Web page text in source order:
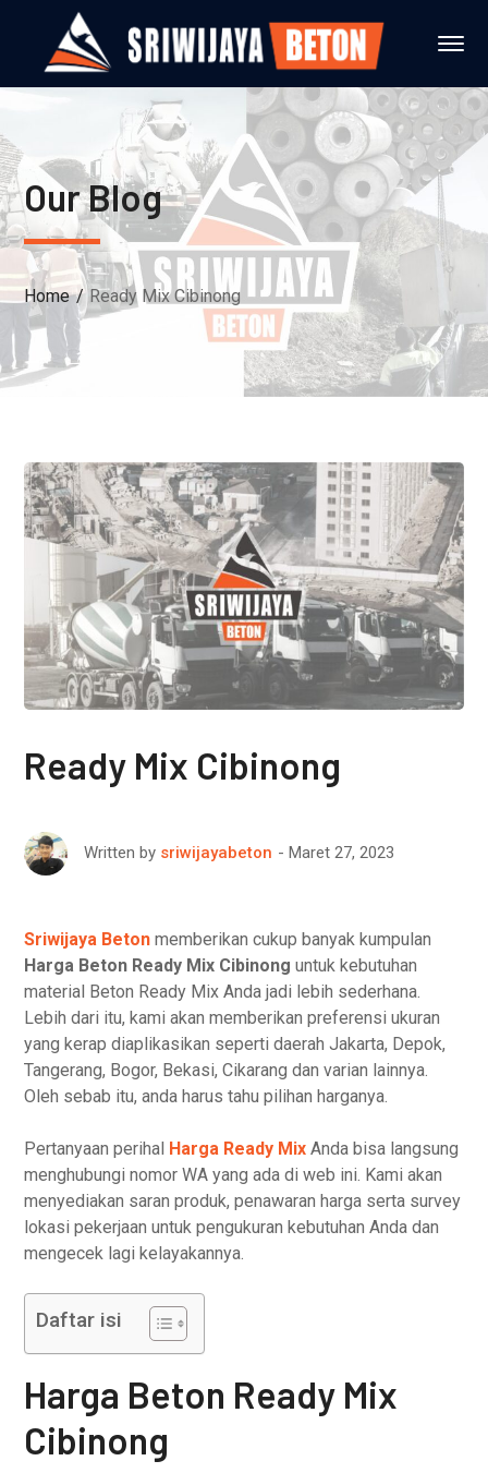
Our Blog
Home Ready Mix Cibinong
Ready Mix Cibinong
Written by sriwijayabeton Maret 27, 2023
Sriwijaya Beton memberikan cukup banyak kumpulan
Harga Beton Ready Mix Cibinong untuk kebutuhan
material Beton Ready Mix Anda jadi lebih sederhana.
Lebih dari itu, kami akan memberikan preferensi ukuran
yang kerap diaplikasikan seperti daerah Jakarta, Depok,
Tangerang, Bogor, Bekasi, Cikarang dan varian lainnya.
Oleh sebab itu, anda harus tahu pilihan harganya.
Pertanyaan perihal Harga Ready Mix Anda bisa langsung
menghubungi nomor WA yang ada di web ini. Kami akan
menyediakan saran produk, penawaran harga serta survey
lokasi pekerjaan untuk pengukuran kebutuhan Anda dan
mengecek lagi kelayakannya.
Daftar isi
Harga Beton Ready Mix
Cibinong